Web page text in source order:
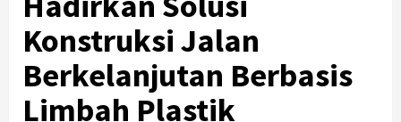
Konstruksi Jalan
Berkelanjutan Berbasis
Limbah Plastik